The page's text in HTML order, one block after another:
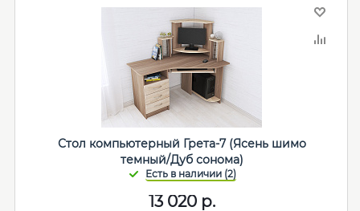
Стол компьютерный Грета-7 (Ясень шимо
темный/Дуб сонома)
13 020р.